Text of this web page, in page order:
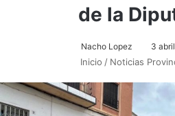
de la
Nacho Lopez 3
Inicio / Noticias